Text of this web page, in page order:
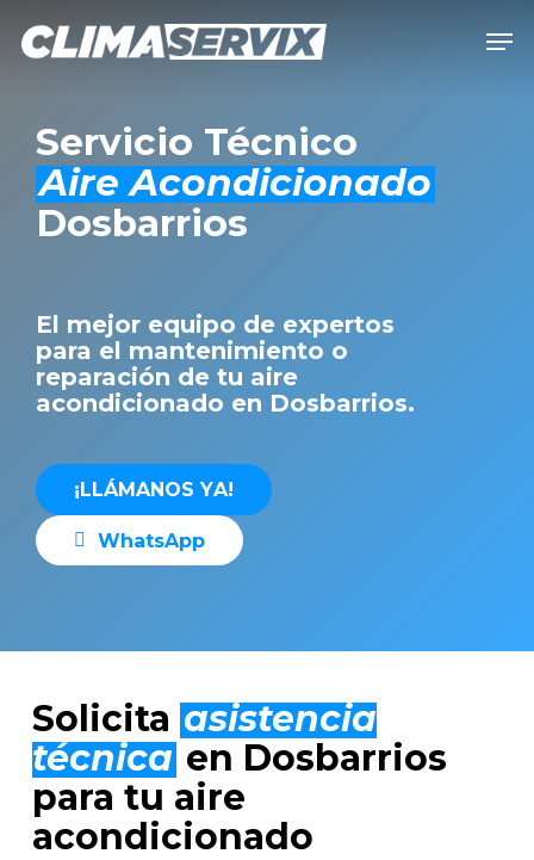
content
Servicio Técnico
Aire Acondicionado
Dosbarrios
El mejor equipo de expertos
para el mantenimiento o
reparación de tu aire
acondicionado en Dosbarrios.
¡LLÁMANOS YA!
WhatsApp
Solicita asistencia
técnica en Dosbarrios
para tu aire
acondicionado